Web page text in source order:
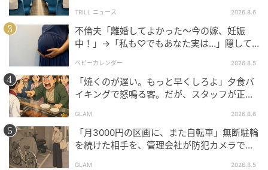
子育てに奮闘しながら、フリーランスのライターとし
て活躍中。地方移住や結婚、スナックの仕事、そして3
人の子育てと、さまざまな経験を通じて得た知見をラ
イティングに活かしている。文章を書くことがもとも
と好きで、3人目の子どもを出産後に、ライターの仕事
をスタート。自身の体験談や家族、ママ友からのエピ
ソードを元に、姑に関するテーマを得意としている。
また、フリーランスを目指す方へ向けた情報ブログを
運営中。
元記事で読む
TRILL ニュース 2026.8.6
不倫夫「離婚してよかった〜今の嫁、妊娠
中！」→「私も♡でもあなた実は…」隠して
ベビーカレンダー 2026.8.5
「焼くのが遅い。もっと早くしろよ」夕食バ
イキングで怒鳴る客。だが、スタッフが正論
GLAM 2026.8.6
「月3000円の区画に、また自転車」無断駐輪
を続けた相手を、管理会社が防犯カメラで特
GLAM 2026.8.5